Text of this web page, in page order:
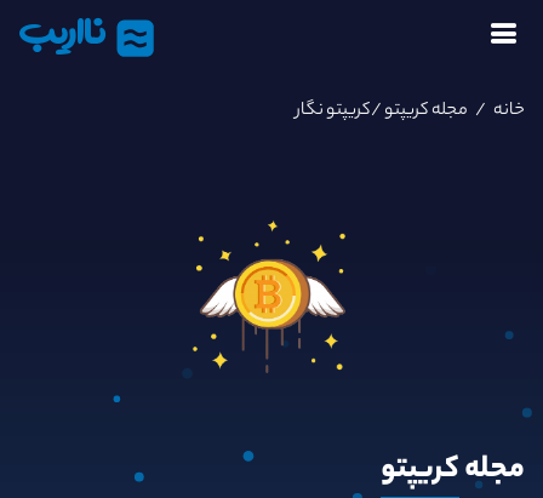
نااریب
خانه / مجله کریپتو/کریپتو نگار
مجلهکریپتو